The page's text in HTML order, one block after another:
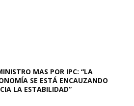
MAS POR IPC: “LA
SE ESTÁ ENCAUZANDO
LA ESTABILIDAD”